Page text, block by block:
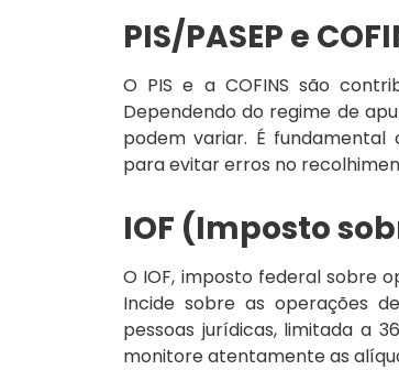
PIS/PASEP e
O PIS e a COFINS são
Dependendo do regime de
podem variar. É
para evitar erros no
IOF (Imposto
O IOF, imposto federal sobre
Incide sobre as operações
pessoas jurídicas, limitada a
monitore atentamente as